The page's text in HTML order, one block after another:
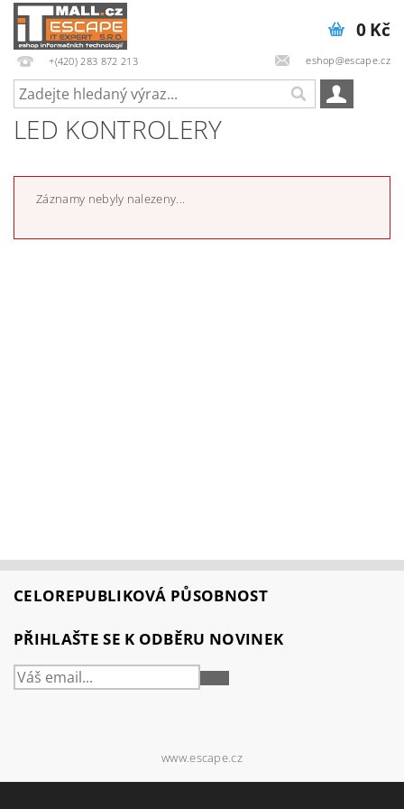
+(420) 283 872 213 eshop@escape.cz
0 Kč
LED KONTROLERY
Záznamy nebyly nalezeny...
CELOREPUBLIKOVÁ PŮSOBNOST
PŘIHLAŠTE SE K ODBĚRU NOVINEK
PŘIHLÁSIT
www.escape.cz